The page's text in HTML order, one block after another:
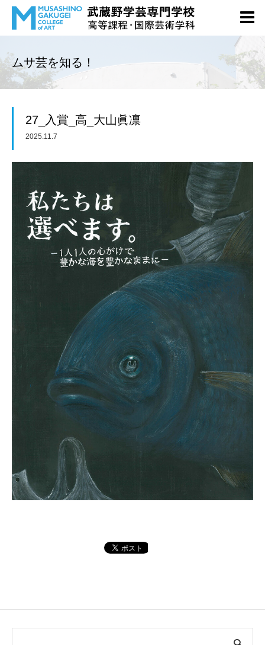
ムサ芸を知る！
27_入賞_高_大山眞凛
2025.11.7